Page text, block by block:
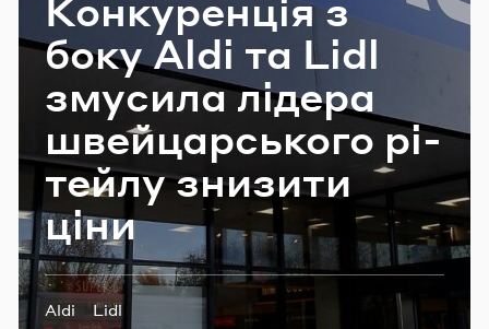
Кон­ку­рен­ція з
боку Aldi та Lidl
зму­си­ла лі­де­ра
швей­цар­сько­го рі­
тей­лу зни­зи­ти
ціни
Теги:
Aldi
Lidl
Email
Пароль
Забули пароль?
УВІЙТИ